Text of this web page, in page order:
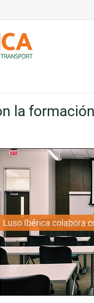
la
Luso Ibérica colabora